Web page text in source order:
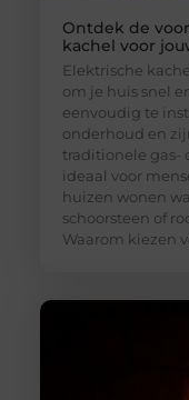
Ontdek de
kachel voor
Elektrische
om je huis snel
eenvoudig te
onderhoud en
traditionele gas-
ideaal voor
huizen wonen
schoorsteen of
Waarom kiezen